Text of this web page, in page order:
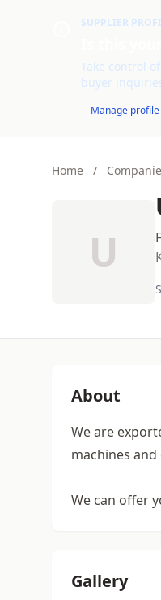
SUPPLIER
Take control
buyer
Manage profile
Home /
U
About
We are
machines and
We can offer
Gallery